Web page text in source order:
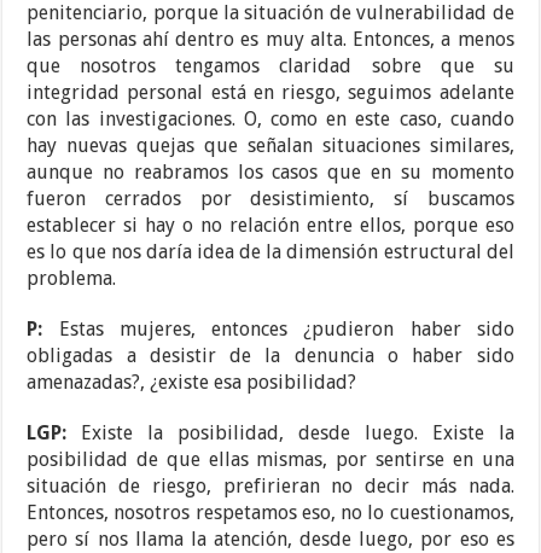
penitenciario, porque la situación de vulnerabilidad de
las personas ahí dentro es muy alta. Entonces, a menos
que nosotros tengamos claridad sobre que su
integridad personal está en riesgo, seguimos adelante
con las investigaciones. O, como en este caso, cuando
hay nuevas quejas que señalan situaciones similares,
aunque no reabramos los casos que en su momento
fueron cerrados por desistimiento, sí buscamos
establecer si hay o no relación entre ellos, porque eso
es lo que nos daría idea de la dimensión estructural del
problema.
P:
Estas mujeres, entonces ¿pudieron haber sido
obligadas a desistir de la denuncia o haber sido
amenazadas?, ¿existe esa posibilidad?
LGP:
Existe la posibilidad, desde luego. Existe la
posibilidad de que ellas mismas, por sentirse en una
situación de riesgo, prefirieran no decir más nada.
Entonces, nosotros respetamos eso, no lo cuestionamos,
pero sí nos llama la atención, desde luego, por eso es